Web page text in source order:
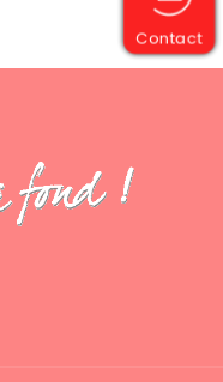
Contact